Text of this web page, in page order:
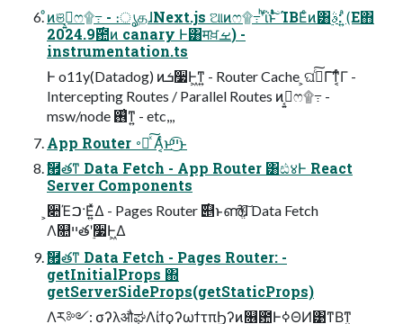
ͦͷଞࡉ͔͍ෆ۩߹ - ։ൃதɺNext.js ଆͷෆ۩߹ʹͪΐͬͱͣͭۤ͠ΊΒΕͨͷ͸ࣄ࣮: (͍ͣΕ΋
2024.9࣌఺ͷ canary Ͱ͸मਖ਼ࡁ) -
instrumentation.ts
Ͱ o11y(Datadog) ͷܭ૷Ͱ͖ͳ͍ - Router Cache ͕ଘࡏͨ͠Γ͠ͳ͔ͬͨΓ -
Intercepting Routes / Parallel Routes ͷࡉ͔͍ෆ۩߹ -
msw/node ࢖͑ͳ͍ - etc,,,
App Router ࠾༻ͯ͠ Α͔ͬͨͱײͨ͜͡ͱ
ࣗ཯తͳ Data Fetch - App Router ͸ඪ४Ͱ React
Server Components
͕૊Έࠐ·Ε͍ͯΔ - Pages Router ࣌୅ͱൺֱͯ͠ɺ Data Fetch
Λ௚ײతʹ࣮૷Ͱ͖Δ
ࣗ཯తͳ Data Fetch - Pages Router: -
getInitialProps ΍
getServerSideProps(getStaticProps)
Λར༻: σʔλऔಘΛίϯϙʔωϯτπϦʔͷ௖఺ͰߦΘͶ͹ͳΒͳ͍